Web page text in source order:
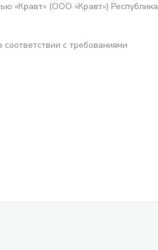
«Кравт» (ООО «Кравт») Республика
с требованиями